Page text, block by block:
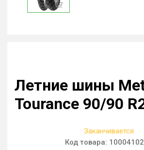
Летние шины
Tourance 90/90
Заканчивается
Код товара: